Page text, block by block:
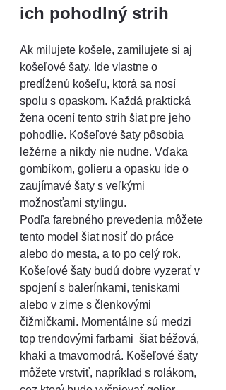
ich pohodlný strih
Ak milujete košele, zamilujete si aj
košeľové šaty. Ide vlastne o
predĺženú košeľu, ktorá sa nosí
spolu s opaskom. Každá praktická
žena ocení tento strih šiat pre jeho
pohodlie. Košeľové šaty pôsobia
ležérne a nikdy nie nudne. Vďaka
gombíkom, golieru a opasku ide o
zaujímavé šaty s veľkými
možnosťami stylingu.
Podľa farebného prevedenia môžete
tento model šiat nosiť do práce
alebo do mesta, a to po celý rok.
Košeľové šaty budú dobre vyzerať v
spojení s balerínkami, teniskami
alebo v zime s členkovými
čižmičkami. Momentálne sú medzi
top trendovými farbami  šiat béžová,
khaki a tmavomodrá. Košeľové šaty
môžete vrstviť, napríklad s rolákom,